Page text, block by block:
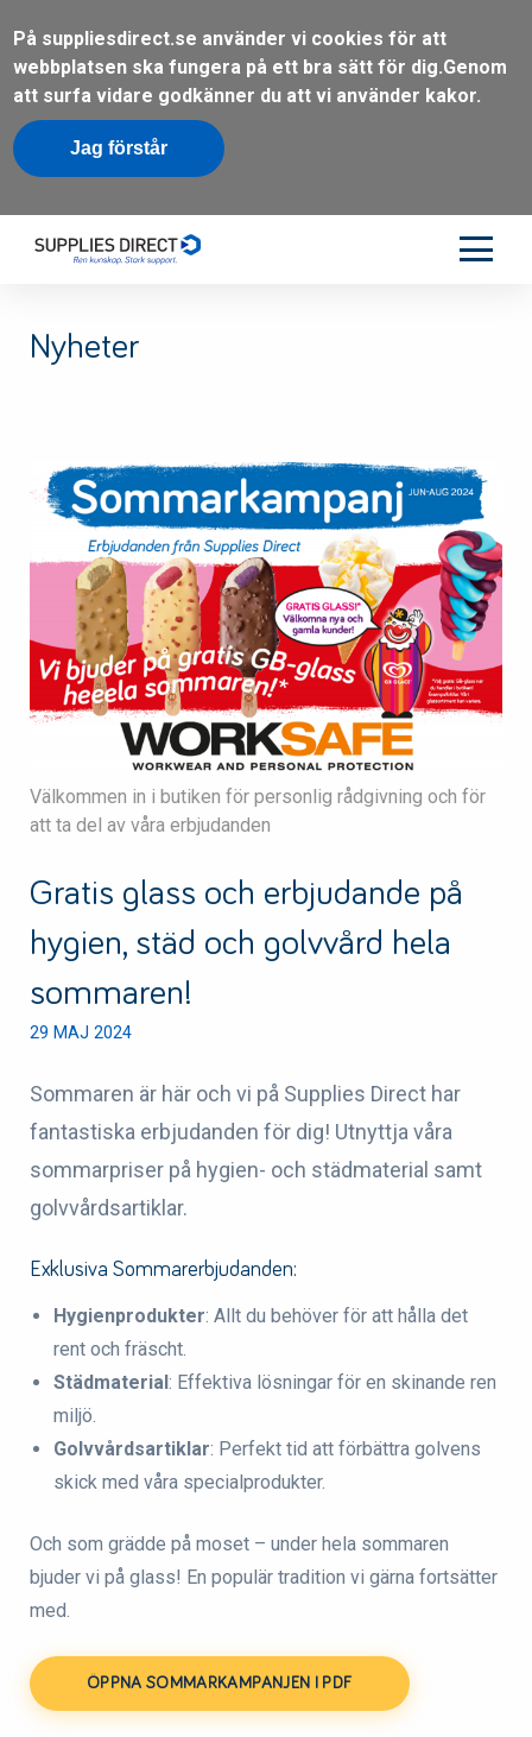
På suppliesdirect.se använder vi cookies för att
webbplatsen ska fungera på ett bra sätt för dig.Genom
att surfa vidare godkänner du att vi använder kakor.
Jag förstår
Nyheter
Välkommen in i butiken för personlig rådgivning och för
att ta del av våra erbjudanden
Gratis glass och erbjudande på
hygien, städ och golvvård hela
sommaren!
29 MAJ 2024
Sommaren är här och vi på Supplies Direct har
fantastiska erbjudanden för dig! Utnyttja våra
sommarpriser på hygien- och städmaterial samt
golvvårdsartiklar.
Exklusiva Sommarerbjudanden:
Hygienprodukter: Allt du behöver för att hålla det
rent och fräscht.
Städmaterial: Effektiva lösningar för en skinande ren
miljö.
Golvvårdsartiklar: Perfekt tid att förbättra golvens
skick med våra specialprodukter.
Och som grädde på moset – under hela sommaren
bjuder vi på glass! En populär tradition vi gärna fortsätter
med.
ÖPPNA SOMMARKAMPANJEN I PDF